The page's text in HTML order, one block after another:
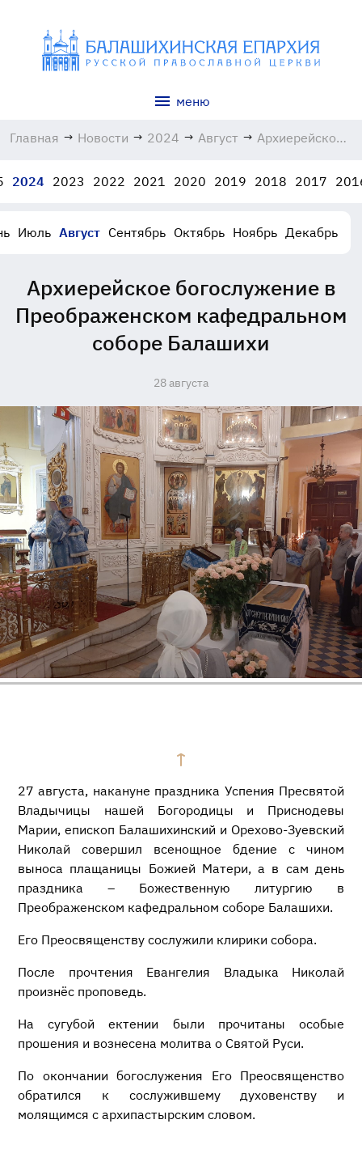
меню
Главная → Новости → 2024 → Август → Архиерейское
Балашихи
2024 2023 2022 2021 2020 2019 2018 2017
Июль Август Сентябрь Октябрь Ноябрь Декабрь
Архиерейское богослужение в
Преображенском кафедральном
соборе Балашихи
28 августа
27 августа, накануне праздника Успения Пресвятой
Владычицы нашей Богородицы и Приснодевы
Марии, епископ Балашихинский и Орехово-Зуевский
Николай совершил всенощное бдение с чином
выноса плащаницы Божией Матери, а в сам день
праздника – Божественную литургию в
Преображенском кафедральном соборе Балашихи.
Его Преосвященству сослужили клирики собора.
После прочтения Евангелия Владыка Николай
произнёс проповедь.
На сугубой ектении были прочитаны особые
прошения и вознесена молитва о Святой Руси.
По окончании богослужения Его Преосвященство
обратился к сослужившему духовенству и
молящимся с архипастырским словом.